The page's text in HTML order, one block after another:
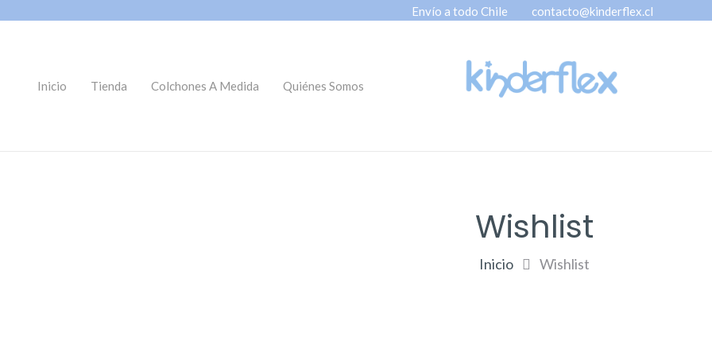
Envío a todo Chile contacto@kinderflex.cl
Inicio Tienda Colchones A Medida Quiénes Somos
Wishlist
Inicio Wishlist